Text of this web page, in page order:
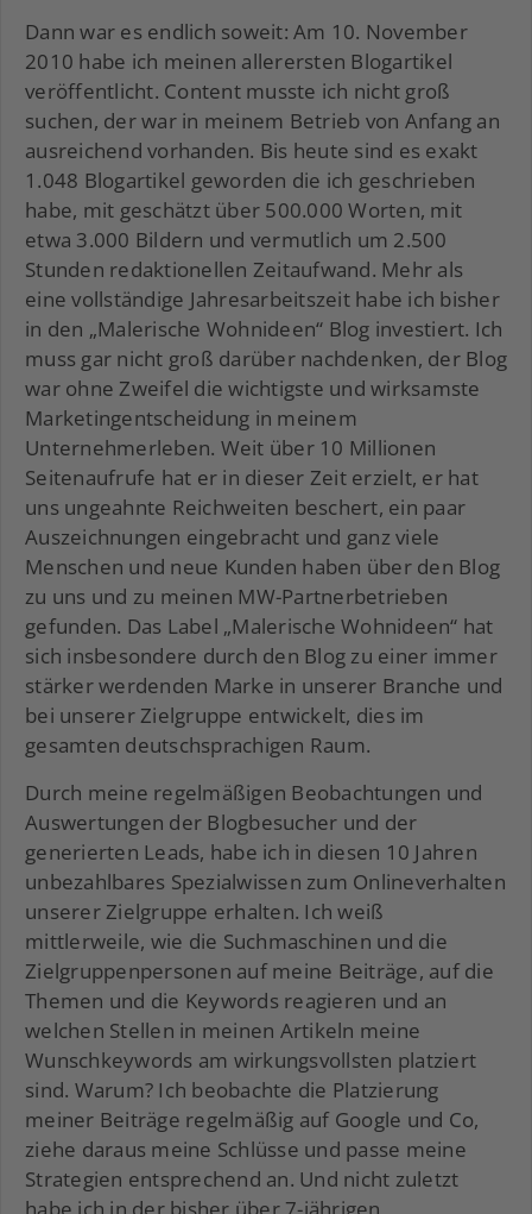
Dann war es endlich soweit: Am 10. November
2010 habe ich meinen allerersten Blogartikel
veröffentlicht. Content musste ich nicht groß
suchen, der war in meinem Betrieb von Anfang an
ausreichend vorhanden. Bis heute sind es exakt
1.048 Blogartikel geworden die ich geschrieben
habe, mit geschätzt über 500.000 Worten, mit
etwa 3.000 Bildern und vermutlich um 2.500
Stunden redaktionellen Zeitaufwand. Mehr als
eine vollständige Jahresarbeitszeit habe ich bisher
in den „Malerische Wohnideen“ Blog investiert. Ich
muss gar nicht groß darüber nachdenken, der Blog
war ohne Zweifel die wichtigste und wirksamste
Marketingentscheidung in meinem
Unternehmerleben. Weit über 10 Millionen
Seitenaufrufe hat er in dieser Zeit erzielt, er hat
uns ungeahnte Reichweiten beschert, ein paar
Auszeichnungen eingebracht und ganz viele
Menschen und neue Kunden haben über den Blog
zu uns und zu meinen MW-Partnerbetrieben
gefunden. Das Label „Malerische Wohnideen“ hat
sich insbesondere durch den Blog zu einer immer
stärker werdenden Marke in unserer Branche und
bei unserer Zielgruppe entwickelt, dies im
gesamten deutschsprachigen Raum.
Durch meine regelmäßigen Beobachtungen und
Auswertungen der Blogbesucher und der
generierten Leads, habe ich in diesen 10 Jahren
unbezahlbares Spezialwissen zum Onlineverhalten
unserer Zielgruppe erhalten. Ich weiß
mittlerweile, wie die Suchmaschinen und die
Zielgruppenpersonen auf meine Beiträge, auf die
Themen und die Keywords reagieren und an
welchen Stellen in meinen Artikeln meine
Wunschkeywords am wirkungsvollsten platziert
sind. Warum? Ich beobachte die Platzierung
meiner Beiträge regelmäßig auf Google und Co,
ziehe daraus meine Schlüsse und passe meine
Strategien entsprechend an. Und nicht zuletzt